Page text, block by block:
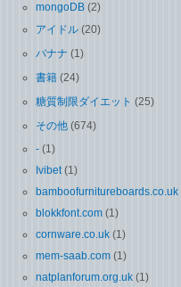
mongoDB (2)
アイドル (20)
バナナ (1)
書籍 (24)
糖質制限ダイエット (25)
その他 (674)
- (1)
Ivibet(1)
bamboofurnitureboards.co.uk
blokkfont.com (1)
cornware.co.uk (1)
mem-saab.com (1)
natplanforum.org.uk (1)